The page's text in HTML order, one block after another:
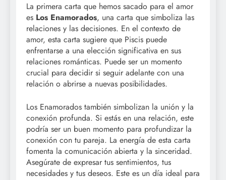
La primera carta que hemos sacado para el amor
es Los Enamorados, una carta que simboliza las
relaciones y las decisiones. En el contexto de
amor, esta carta sugiere que Piscis puede
enfrentarse a una elección significativa en sus
relaciones románticas. Puede ser un momento
crucial para decidir si seguir adelante con una
relación o abrirse a nuevas posibilidades.
Los Enamorados también simbolizan la unión y la
conexión profunda. Si estás en una relación, este
podría ser un buen momento para profundizar la
conexión con tu pareja. La energía de esta carta
fomenta la comunicación abierta y la sinceridad.
Asegúrate de expresar tus sentimientos, tus
necesidades y tus deseos. Este es un día ideal para